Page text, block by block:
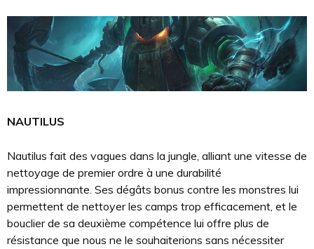
NAUTILUS
Nautilus fait des vagues dans la jungle, alliant une vitesse de
nettoyage de premier ordre à une durabilité
impressionnante. Ses dégâts bonus contre les monstres lui
permettent de nettoyer les camps trop efficacement, et le
bouclier de sa deuxième compétence lui offre plus de
résistance que nous ne le souhaiterions sans nécessiter